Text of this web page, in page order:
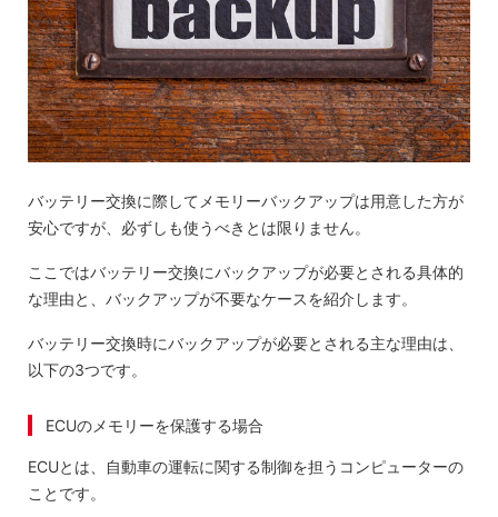
バッテリー交換に際してメモリーバックアップは用意した方が
安心ですが、必ずしも使うべきとは限りません。
ここではバッテリー交換にバックアップが必要とされる具体的
な理由と、バックアップが不要なケースを紹介します。
バッテリー交換時にバックアップが必要とされる主な理由は、
以下の3つです。
ECUのメモリーを保護する場合
ECUとは、自動車の運転に関する制御を担うコンピューターの
ことです。